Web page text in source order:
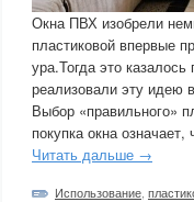
Окна ПВХ изобрели
пластиковой впервые
ура.Тогда это
реализовали эту идею
Выбор «правильного»
покупка окна
Читать дальше →
Использование